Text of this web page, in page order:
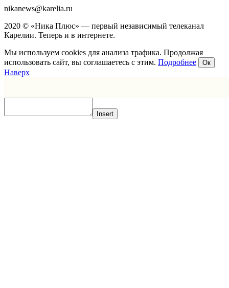
nikanews@karelia.ru
2020 © «Ника Плюс» — первый независимый телеканал
Карелии. Теперь и в интернете.
Мы используем cookies для анализа трафика. Продолжая
использовать сайт, вы соглашаетесь с этим. Подробнее Ок
Наверх
Insert